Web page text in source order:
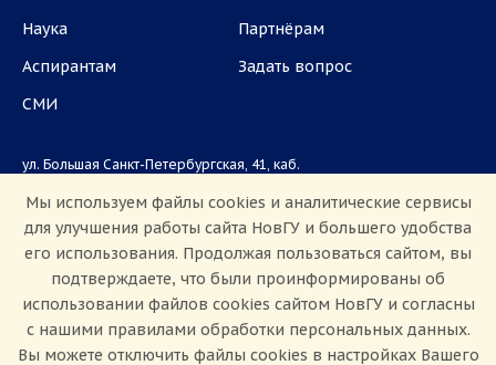
Наука
Аспирантам
СМИ
Партнёрам
Задать вопрос
ул. Большая Санкт-Петербургская, 41, каб.
Приемная комиссия: +7(8162)33-20-44
Мы используем файлы cookies и аналитические сервисы
для улучшения работы сайта НовГУ и большего удобства
его использования. Продолжая пользоваться сайтом, вы
подтверждаете, что были проинформированы об
использовании файлов cookies сайтом НовГУ и согласны
с нашими правилами обработки персональных данных.
Вы можете отключить файлы cookies в настройках Вашего